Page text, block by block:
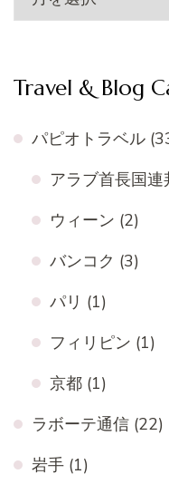
Travel & Blog
パピオトラベル
アラブ首長国連
ウィーン (2)
バンコク (3)
パリ (1)
フィリピン (1)
京都 (1)
ラボーテ通信 (22)
岩手 (1)